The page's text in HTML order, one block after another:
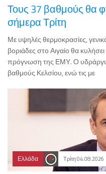
Τους 37 βαθμούς θα
σήμερα Τρίτη
Με υψηλές θερμοκρασίες,
βοριάδες στο Αιγαίο θα
πρόγνωση της ΕΜΥ. Ο
βαθμούς Κελσίου, ενώ τις με
Ελλάδα Τρίτη 04.08.2026